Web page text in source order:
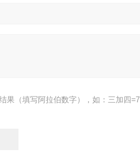
果（填写阿拉伯数字），如：三加四=7